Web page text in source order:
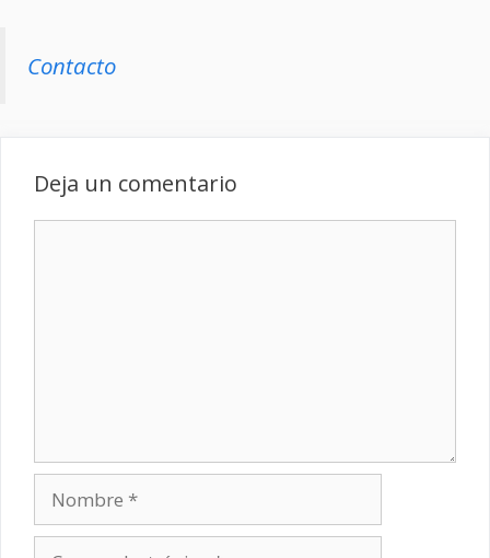
Contacto
Deja un comentario